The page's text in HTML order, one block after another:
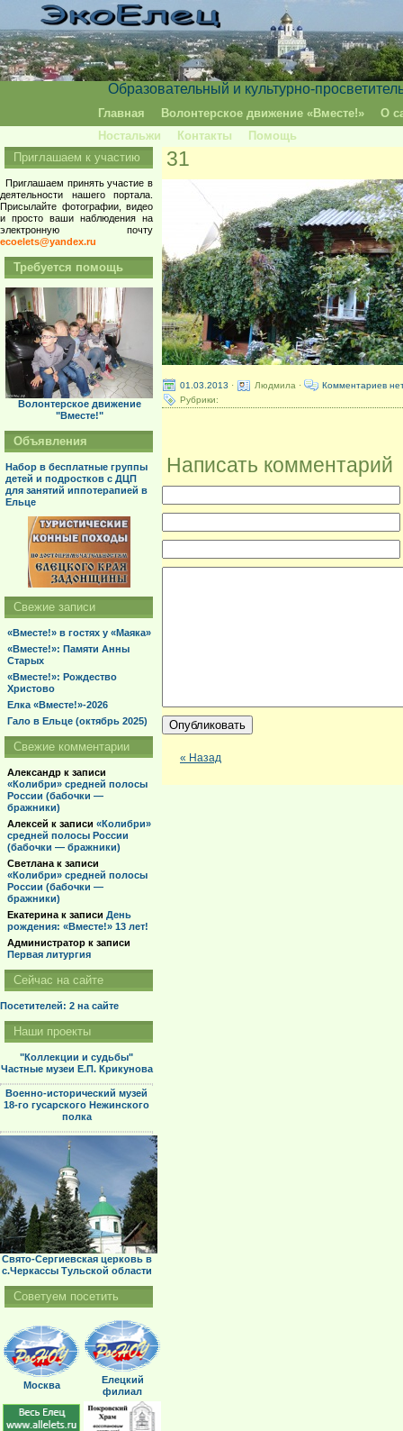
Образовательный и культурно-
Главная Волонтерское движение «Вместе!»
О
Ностальжи
Контакты Помощь
31
01.03.2013 · Людмила ·
Комментариев
Рубрики:
Написать комментарий
« Назад
Приглашаем к участию
Приглашаем принять участие в
деятельности нашего портала.
Присылайте фотографии, видео
и просто ваши наблюдения на
электронную почту
ecoelets@yandex.ru
Требуется помощь
Волонтерское движение
"Вместе!"
Объявления
Набор в бесплатные группы
детей и подростков с ДЦП
для занятий иппотерапией в
Ельце
Свежие записи
«Вместе!» в гостях у «Маяка»
«Вместе!»: Памяти Анны
Старых
«Вместе!»: Рождество
Христово
Елка «Вместе!»-2026
Гало в Ельце (октябрь 2025)
Свежие комментарии
Александр к записи
«Колибри» средней полосы
России (бабочки —
бражники)
Алексей к записи «Колибри»
средней полосы России
(бабочки — бражники)
Светлана к записи
«Колибри» средней полосы
России (бабочки —
бражники)
Екатерина к записи День
рождения: «Вместе!» 13 лет!
Администратор к записи
Первая литургия
Сейчас на сайте
Посетителей: 2 на сайте
Наши проекты
"Коллекции и судьбы"
Частные музеи Е.П. Крикунова
Военно-исторический музей
18-го гусарского Нежинского
полка
Свято-Сергиевская церковь в
с.Черкассы Тульской области
Советуем посетить
Москва
Елецкий
филиал